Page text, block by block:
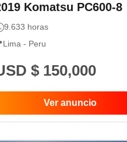
Komatsu PC600-8
9.633 horas
Lima - Peru
$ 150,000
Ver anuncio